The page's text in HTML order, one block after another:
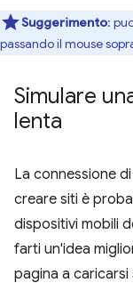
Suggerimento:
passando il mouse
Simulare
lenta
La connessione
creare siti è
dispositivi mobili
farti un'idea
pagina a caricarsi